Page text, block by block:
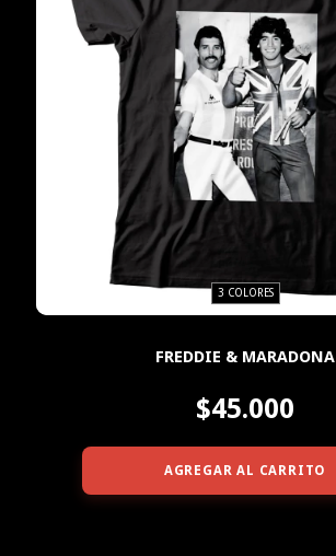
3 COLORES
FREDDIE & MARADONA
$45.000
AGREGAR AL CARRITO